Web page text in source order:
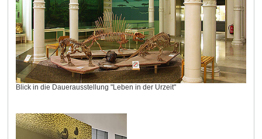
Blick in die Dauerausstellung "Leben in der Urzeit"